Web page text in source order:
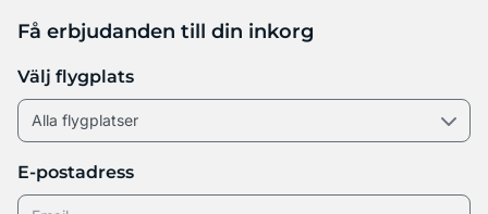
Få erbjudanden till din inkorg
Välj flygplats
E-postadress